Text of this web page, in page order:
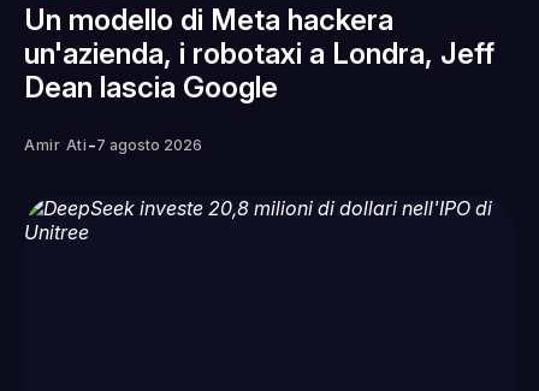
Un modello di Meta hackera
un'azienda, i robotaxi a Londra, Jeff
Dean lascia Google
Amir Ati -7 agosto 2026